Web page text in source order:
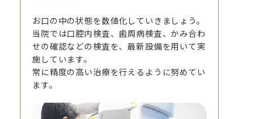
お口の中の状態を数値化していきましょう。
当院では口腔内検査、歯周病検査、かみ合わ
せの確認などの検査を、最新設備を用いて実
施しています。
常に精度の高い治療を行えるように努めてい
ます。